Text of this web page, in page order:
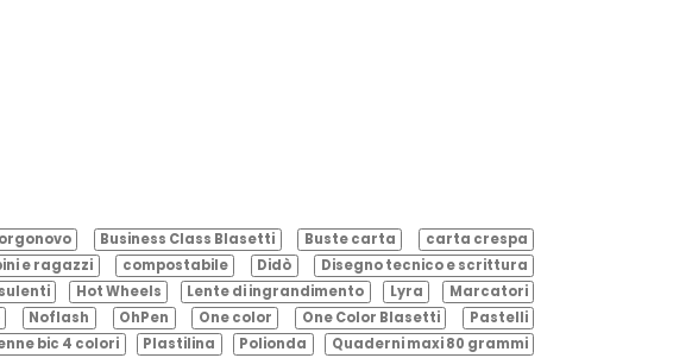
Business Class Blasetti Buste carta
carta crespa
e ragazzi compostabile Didò
Disegno tecnico e scrittura
Hot Wheels Lente di ingrandimento Lyra
Marcatori
Noflash OhPen One color One Color Blasetti
Pastelli
bic 4 colori Plastilina Polionda
Quaderni maxi 80 grammi